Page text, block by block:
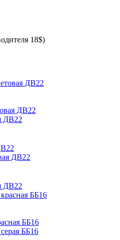
18$)
ДВ22
ДВ22
ББ16